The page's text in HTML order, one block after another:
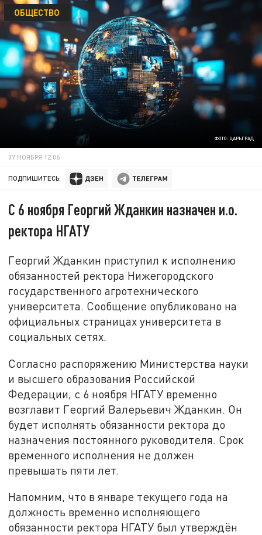
ФОТО: ЦАРЬГРАД
ОБЩЕСТВО
07 НОЯБРЯ 12:06
ПОДПИШИТЕСЬ:
С 6 ноября Георгий Жданкин назначен и.о.
ректора НГАТУ
Георгий Жданкин приступил к исполнению
обязанностей ректора Нижегородского
государственного агротехнического
университета. Сообщение опубликовано на
официальных страницах университета в
социальных сетях.
Согласно распоряжению Министерства науки
и высшего образования Российской
Федерации, с 6 ноября НГАТУ временно
возглавит Георгий Валерьевич Жданкин. Он
будет исполнять обязанности ректора до
назначения постоянного руководителя. Срок
временного исполнения не должен
превышать пяти лет.
Напомним, что в январе текущего года на
должность временно исполняющего
обязанности ректора НГАТУ был утверждён